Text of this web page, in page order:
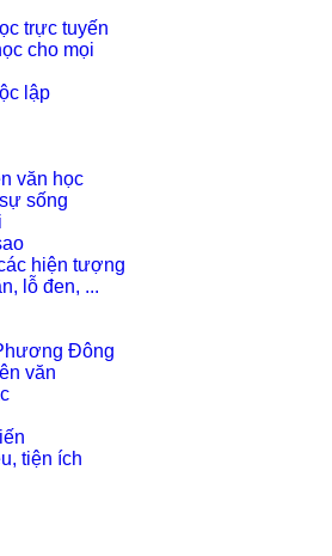
trực tuyến
cho mọi
lập
văn học
sống
hiện tượng
lỗ đen, ...
Đông
văn
tiện ích